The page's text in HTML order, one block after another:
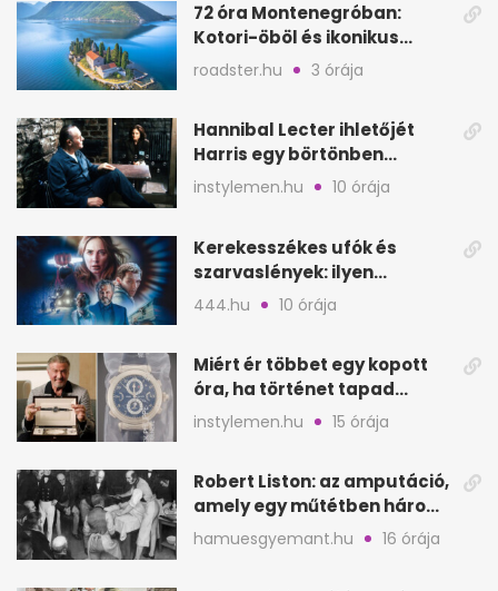
72 óra Montenegróban:
Kotori-öböl és ikonikus
tengerpart 3 nap alatt
roadster.hu 3 órája
Hannibal Lecter ihletőjét
Harris egy börtönben
ismerte meg
instylemen.hu 10 órája
Kerekesszékes ufók és
szarvaslények: ilyen
Spielberg új filmje
444.hu 10 órája
Miért ér többet egy kopott
óra, ha történet tapad
hozzá?
instylemen.hu 15 órája
Robert Liston: az amputáció,
amely egy műtétben három
életet követelt
hamuesgyemant.hu 16 órája